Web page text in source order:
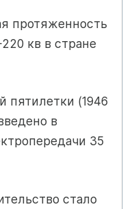
протяженность
кв в стране
пятилетки (1946
в
35
стало